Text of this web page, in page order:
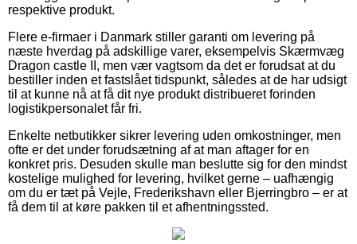
respektive produkt.
Flere e-firmaer i Danmark stiller garanti om levering på
næste hverdag på adskillige varer, eksempelvis Skærmvæg
Dragon castle II, men vær vagtsom da det er forudsat at du
bestiller inden et fastslået tidspunkt, således at de har udsigt
til at kunne nå at få dit nye produkt distribueret forinden
logistikpersonalet får fri.
Enkelte netbutikker sikrer levering uden omkostninger, men
ofte er det under forudsætning af at man aftager for en
konkret pris. Desuden skulle man beslutte sig for den mindst
kostelige mulighed for levering, hvilket gerne – uafhængig
om du er tæt på Vejle, Frederikshavn eller Bjerringbro – er at
få dem til at køre pakken til et afhentningssted.